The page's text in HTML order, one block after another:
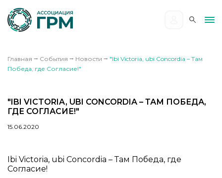
Главная ⭢ События ⭢ Новости ⭢ "Ibi Victoria, ubi Concordia – Там
Победа, где Согласие!"
"IBI VICTORIA, UBI CONCORDIA – ТАМ ПОБЕДА,
ГДЕ СОГЛАСИЕ!"
15.06.2020
Ibi Victoria, ubi Concordia – Там Победа, где
Согласие!